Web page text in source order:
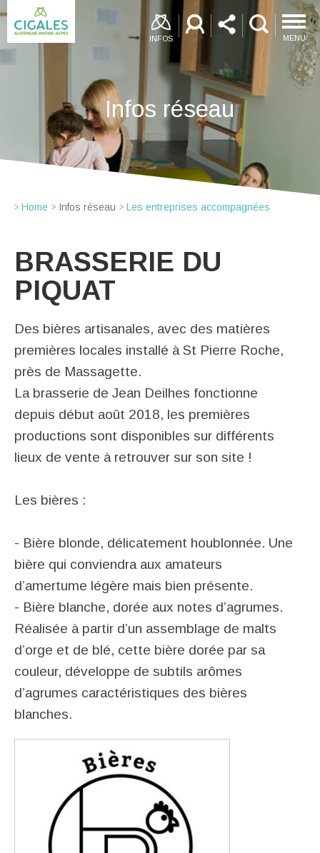
MENU
INFOS
Infos réseau
Home Infos réseau Les entreprises accompagnées
BRASSERIE DU
PIQUAT
Des bières artisanales, avec des matières
premières locales installé à St Pierre Roche,
près de Massagette.
La brasserie de Jean Deilhes fonctionne
depuis début août 2018, les premières
productions sont disponibles sur différents
lieux de vente à retrouver sur son site !
Les bières :
- Bière blonde, délicatement houblonnée. Une
bière qui conviendra aux amateurs
d’amertume légère mais bien présente.
- Bière blanche, dorée aux notes d’agrumes.
Réalisée à partir d’un assemblage de malts
d’orge et de blé, cette bière dorée par sa
couleur, développe de subtils arômes
d’agrumes caractéristiques des bières
blanches.